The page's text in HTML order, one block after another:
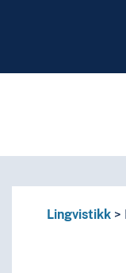
Lingvistikk